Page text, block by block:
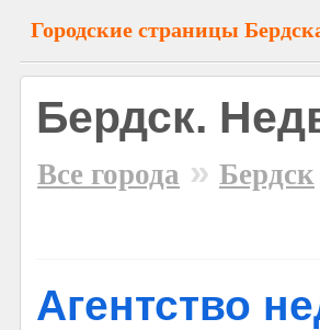
Городские страницы
Бердск.
Все города » Бердск
Агентство